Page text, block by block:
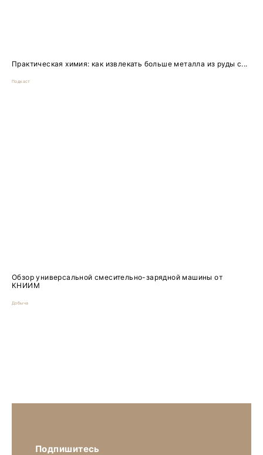
Практическая химия: как извлекать больше металла из руды с...
Подкаст
Обзор универсальной смесительно-зарядной машины от
КНИИМ
Добыча
Подпишитесь